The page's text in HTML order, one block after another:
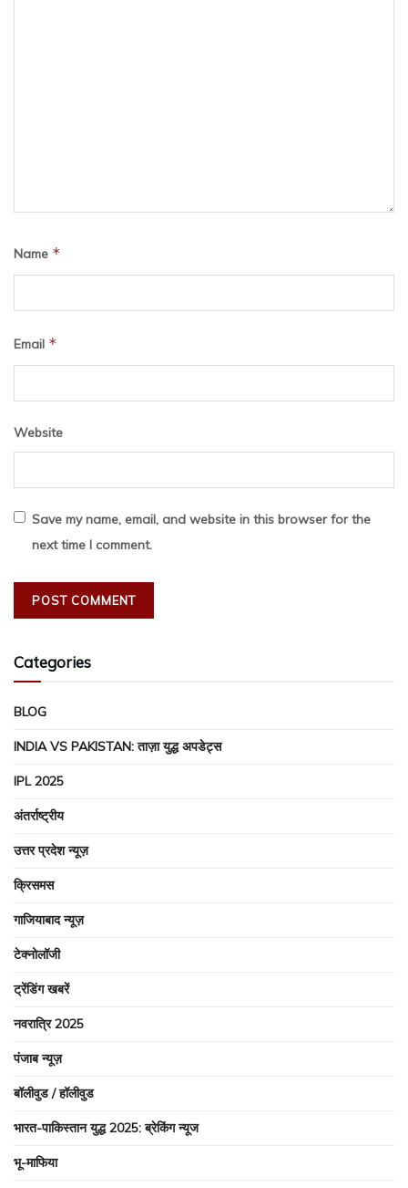
Name *
Email *
Website
Save my name, email, and website in this browser for the
next time I comment.
Categories
BLOG
INDIA VS PAKISTAN: ताज़ा युद्ध अपडेट्स
IPL 2025
अंतर्राष्ट्रीय
उत्तर प्रदेश न्यूज़
क्रिसमस
गाजियाबाद न्यूज़
टेक्नोलॉजी
ट्रेंडिंग खबरें
नवरात्रि 2025
पंजाब न्यूज़
बॉलीवुड / हॉलीवुड
भारत-पाकिस्तान युद्ध 2025: ब्रेकिंग न्यूज
भू-माफिया